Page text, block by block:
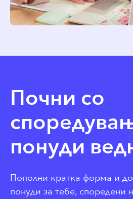
Почни со
понуди
Пополни кратка форма и
понуди за тебе, споредени